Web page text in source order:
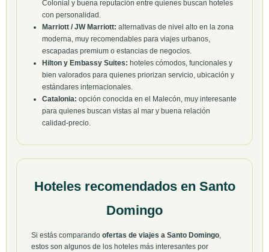
Colonial y buena reputación entre quienes buscan hoteles
con personalidad.
Marriott / JW Marriott: alternativas de nivel alto en la zona
moderna, muy recomendables para viajes urbanos,
escapadas premium o estancias de negocios.
Hilton y Embassy Suites: hoteles cómodos, funcionales y
bien valorados para quienes priorizan servicio, ubicación y
estándares internacionales.
Catalonia: opción conocida en el Malecón, muy interesante
para quienes buscan vistas al mar y buena relación
calidad-precio.
Hoteles recomendados en Santo
Domingo
Si estás comparando ofertas de viajes a Santo Domingo,
estos son algunos de los hoteles más interesantes por